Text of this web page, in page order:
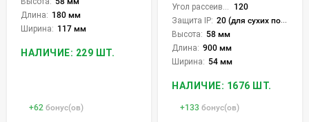
Длина: 180 мм
Ширина: 117 мм
НАЛИЧИЕ: 229 ШТ.
+62 бонус(ов)
Угол рассеивания света °:
120
Защита IP: 20 (для сухих пом.)
Высота: 58 мм
Длина: 900 мм
Ширина: 54 мм
НАЛИЧИЕ: 1676 ШТ.
+133 бонус(ов)